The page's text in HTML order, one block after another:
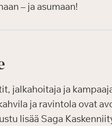
– ja asumaan!
jalkahoitaja ja
ja ravintola ovat
lisää Saga